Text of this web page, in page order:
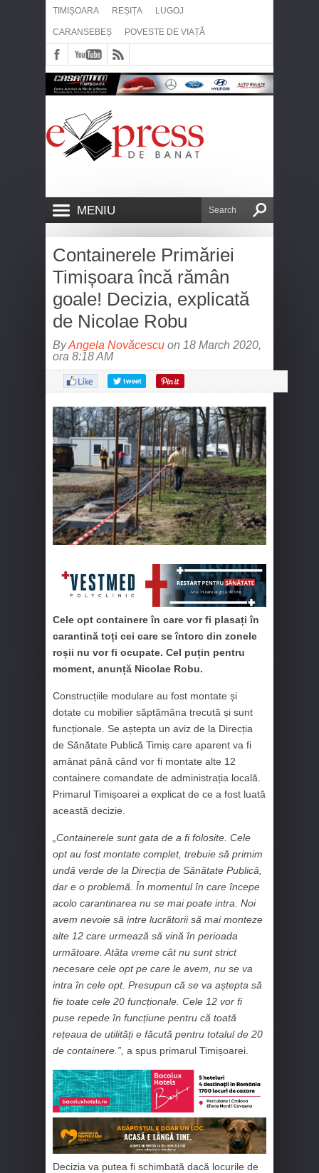
TIMIȘOARA REȘIȚA LUGOJ
CARANSEBEȘ POVESTE DE VIAȚĂ
MENIU
Containerele Primăriei
Timișoara încă rămân
goale! Decizia, explicată
de Nicolae Robu
ByAngela Novăcescu on 18 March 2020,
ora 8:18 AM
Cele opt containere în care vor fi plasați în
carantină toți cei care se întorc din zonele
roșii nu vor fi ocupate. Cel puțin pentru
moment, anunță Nicolae Robu.
Construcțiile modulare au fost montate și
dotate cu mobilier săptămâna trecută și sunt
funcționale. Se aștepta un aviz de la Direcția
de Sănătate Publică Timiș care aparent va fi
amânat până când vor fi montate alte 12
containere comandate de administrația locală.
Primarul Timișoarei a explicat de ce a fost luată
această decizie.
„Containerele sunt gata de a fi folosite. Cele
opt au fost montate complet, trebuie să primim
undă verde de la Direcția de Sănătate Publică,
dar e o problemă. În momentul în care începe
acolo carantinarea nu se mai poate intra. Noi
avem nevoie să intre lucrătorii să mai monteze
alte 12 care urmează să vină în perioada
următoare. Atâta vreme cât nu sunt strict
necesare cele opt pe care le avem, nu se va
intra în cele opt. Presupun că se va aștepta să
fie toate cele 20 funcționale. Cele 12 vor fi
puse repede în funcțiune pentru că toată
rețeaua de utilități e făcută pentru totalul de 20
de containere.”, a spus primarul Timișoarei.
Decizia va putea fi schimbată dacă locurile de